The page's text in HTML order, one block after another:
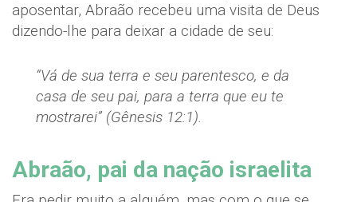
aposentar, Abraão recebeu uma visita de Deus
dizendo-lhe para deixar a cidade de seu:
“Vá de sua terra e seu parentesco, e da
casa de seu pai, para a terra que eu te
mostrarei” (Gênesis 12:1).
Abraão, pai da nação israelita